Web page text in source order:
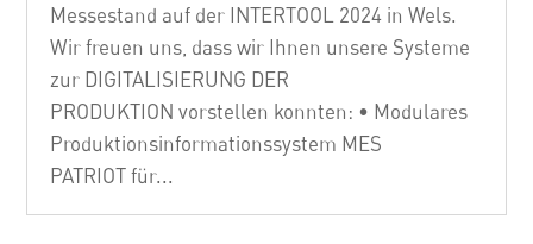
Messestand auf der INTERTOOL 2024 in Wels.
Wir freuen uns, dass wir Ihnen unsere Systeme
zur DIGITALISIERUNG DER
PRODUKTION vorstellen konnten: • Modulares
Produktionsinformationssystem MES
PATRIOT für...